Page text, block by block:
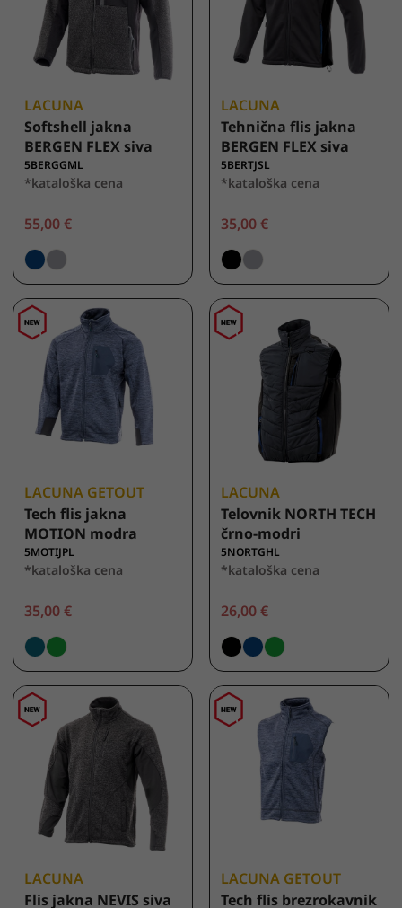
LACUNA
Softshell jakna
BERGEN FLEX siva
5BERGGML
*kataloška cena
55,00 €
LACUNA
Tehnična flis jakna
BERGEN FLEX siva
5BERTJSL
*kataloška cena
35,00 €
LACUNA GETOUT
Tech flis jakna
MOTION modra
5MOTIJPL
*kataloška cena
35,00 €
LACUNA
Telovnik NORTH TECH
črno-modri
5NORTGHL
*kataloška cena
26,00 €
LACUNA
Flis jakna NEVIS siva
LACUNA GETOUT
Tech flis brezrokavnik